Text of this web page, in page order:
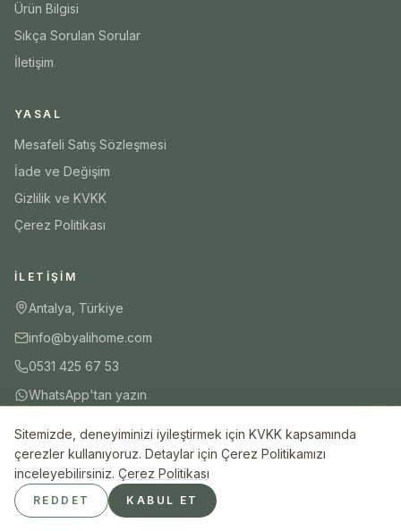
Ürün Bilgisi
Sıkça Sorulan Sorular
İletişim
YASAL
Mesafeli Satış Sözleşmesi
İade ve Değişim
Gizlilik ve KVKK
Çerez Politikası
İLETIŞIM
Antalya, Türkiye
info@byalihome.com
0531 425 67 53
WhatsApp'tan yazın
© 2026 ByAli Home. Tüm hakları saklıdır.
Güvenli Ödeme
iyzico Visa
Sitemizde, deneyiminizi iyileştirmek için KVKK kapsamında
çerezler kullanıyoruz. Detaylar için Çerez Politikamızı
inceleyebilirsiniz. Çerez Politikası
REDDET KABUL ET